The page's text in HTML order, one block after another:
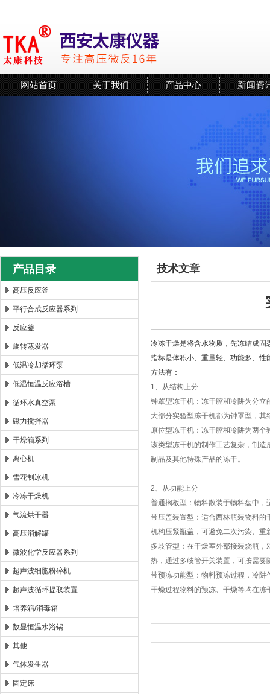
西安太康生物科技有限公司
网站首页 关于我们 产品中心 新闻资
产品目录
高压反应釜
平行合成反应器系列
反应釜
旋转蒸发器
低温冷却循环泵
低温恒温反应浴槽
循环水真空泵
磁力搅拌器
干燥箱系列
离心机
雪花制冰机
冷冻干燥机
气流烘干器
高压消解罐
微波化学反应器系列
超声波细胞粉碎机
超声波循环提取装置
培养箱/消毒箱
数显恒温水浴锅
其他
气体发生器
固定床
技术文章
冷冻干燥是将含水物质，先冻结成
指标是体积小、重量轻、功能多、
方法有：
1、从结构上分
钟罩型冻干机：冻干腔和冷阱为分
大部分实验型冻干机都为钟罩型，
原位型冻干机：冻干腔和冷阱为两
该类型冻干机的制作工艺复杂，制
制品及其他特殊产品的冻干。
2、从功能上分
普通搁板型：物料散装于物料盘中
带压盖装置型：适合西林瓶装物料
机构压紧瓶盖，可避免二次污染、
多歧管型：在干燥室外部接装烧瓶
热，通过多歧管开关装置，可按需
带预冻功能型：物料预冻过程，冷
干燥过程物料的预冻、干燥等均在